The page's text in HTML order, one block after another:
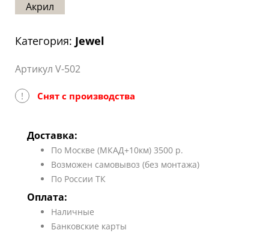
Карта
сайта
Акрил
Категория: Jewel
Артикул V-502
! Снят с производства
Доставка:
По Москве (МКАД+10км) 3500 р.
Возможен самовывоз (без монтажа)
По России ТК
Оплата:
Наличные
Банковские карты